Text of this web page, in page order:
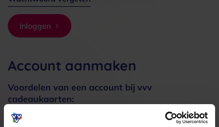
Inloggen
Account aanmaken
Voordelen van een account bij vvv
cadeaukaarten: